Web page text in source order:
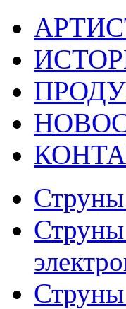
Струны
Струны